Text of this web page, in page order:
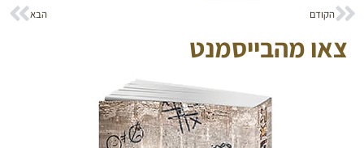
הקודם הבא
צאו מהבייסמנט